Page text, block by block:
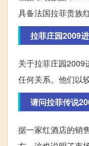
具备法国拉菲贵族
拉菲庄园2009
关于拉菲庄园2009
任何关系。他们以
请问拉菲传说
据一家红酒店的销